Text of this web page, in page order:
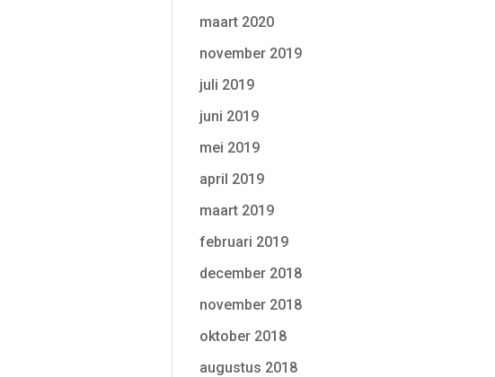
maart 2020
november 2019
juli 2019
juni 2019
mei 2019
april 2019
maart 2019
februari 2019
december 2018
november 2018
oktober 2018
augustus 2018